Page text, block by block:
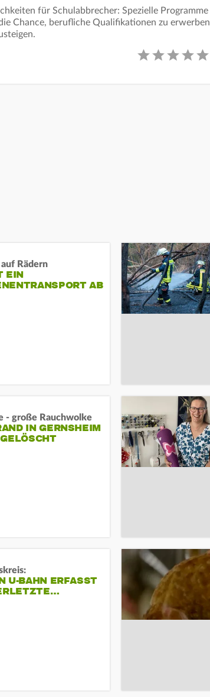
für Schulabbrecher: Spezielle Programme
Chance, berufliche Qualifikationen zu erwerben
Rädern
EIN
AB
- große Rauchwolke
IN GERNSHEIM E
U-BAHN ERFASST